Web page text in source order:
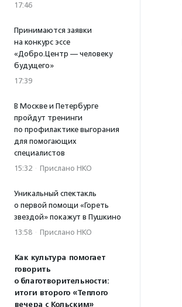
17:46
Принимаются заявки
на конкурс эссе
«Добро.Центр — человеку
будущего»
17:39
В Москве и Петербурге
пройдут тренинги
по профилактике выгорания
для помогающих
специалистов
15:32 · Прислано НКО
Уникальный спектакль
о первой помощи «Гореть
звездой» покажут в Пушкино
13:58 · Прислано НКО
Как культура помогает
говорить
о благотворительности:
итоги второго «Теплого
вечера с Кольским»